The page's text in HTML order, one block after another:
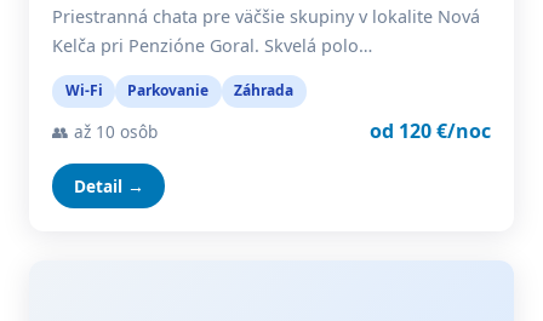
Priestranná chata pre väčšie skupiny v lokalite Nová
Kelča pri Penzióne Goral. Skvelá polo…
Wi-Fi Parkovanie Záhrada
👥 až 10 osôb od 120 €/noc
Detail →